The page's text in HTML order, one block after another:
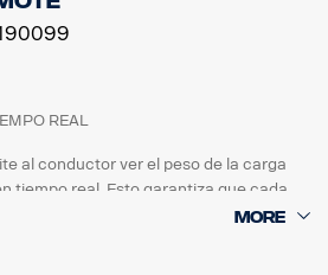
REAL
al conductor ver el peso de la carga
tiempo real. Esto garantiza que cada
equilibrada y cumpla las restricciones
sector.